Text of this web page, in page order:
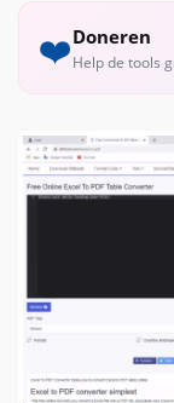
❤️Doneren
Help de tools